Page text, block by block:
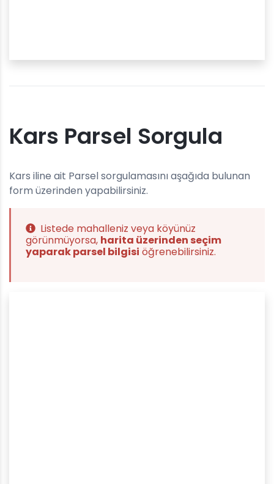
Kars Parsel Sorgula
Kars iline ait Parsel sorgulamasını aşağıda bulunan
form üzerinden yapabilirsiniz.
Listede mahalleniz veya köyünüz
görünmüyorsa, harita üzerinden seçim
yaparak parsel bilgisi öğrenebilirsiniz.